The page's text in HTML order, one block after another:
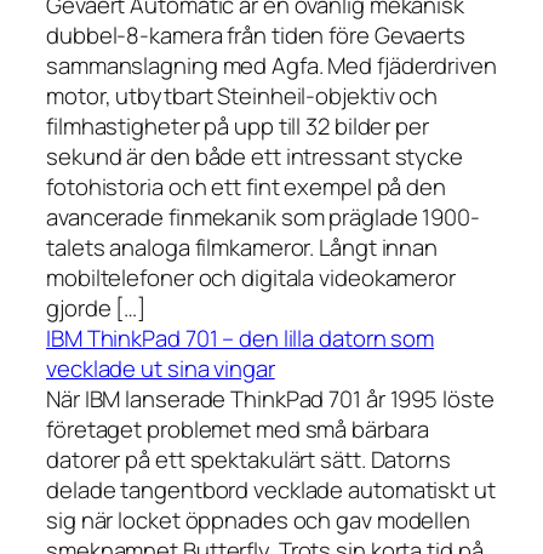
dubbel-8-kamera från tiden före Gevaerts
sammanslagning med Agfa. Med fjäderdriven
motor, utbytbart Steinheil-objektiv och
filmhastigheter på upp till 32 bilder per
sekund är den både ett intressant stycke
fotohistoria och ett fint exempel på den
avancerade finmekanik som präglade 1900-
talets analoga filmkameror. Långt innan
mobiltelefoner och digitala videokameror
gjorde […]
IBM ThinkPad 701 – den lilla datorn som
vecklade ut sina vingar
När IBM lanserade ThinkPad 701 år 1995 löste
företaget problemet med små bärbara
datorer på ett spektakulärt sätt. Datorns
delade tangentbord vecklade automatiskt ut
sig när locket öppnades och gav modellen